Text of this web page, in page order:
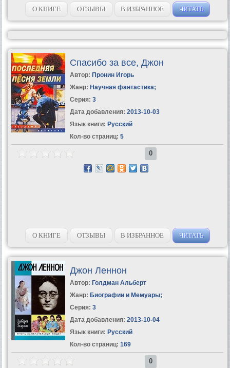
О КНИГЕ ОТЗЫВЫ В ИЗБРАННОЕ ЧИТАТЬ
Спасибо за все, Джон
Автор: Пронин Игорь
Жанр: Научная фантастика;
Серия: 3
Дата добавления: 2013-10-03
Язык книги: Русский
Кол-во страниц: 5
0
О КНИГЕ ОТЗЫВЫ В ИЗБРАННОЕ ЧИТАТЬ
Джон Леннон
Автор: Голдман Альберт
Жанр: Биографии и Мемуары;
Серия: 3
Дата добавления: 2013-10-04
Язык книги: Русский
Кол-во страниц: 169
0